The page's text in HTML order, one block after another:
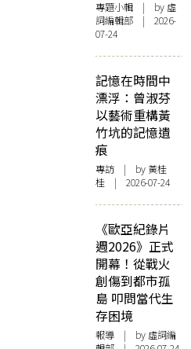
專題小輯 | by 虛
詞編輯部 | 2026-
07-24
記憶在時間中
漂浮：曾淑芬
以藝術重構黃
竹坑的記憶遺
痕
專訪 | by 黃桂
桂 | 2026-07-24
《歐亞紀錄片
週2026》正式
開幕！從戰火
創傷到都市孤
島 叩問當代生
存困境
報導 | by 虛詞編